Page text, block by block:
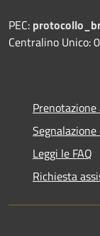
PEC:
Centralino Unico:
Leggi le FAQ
Richiesta